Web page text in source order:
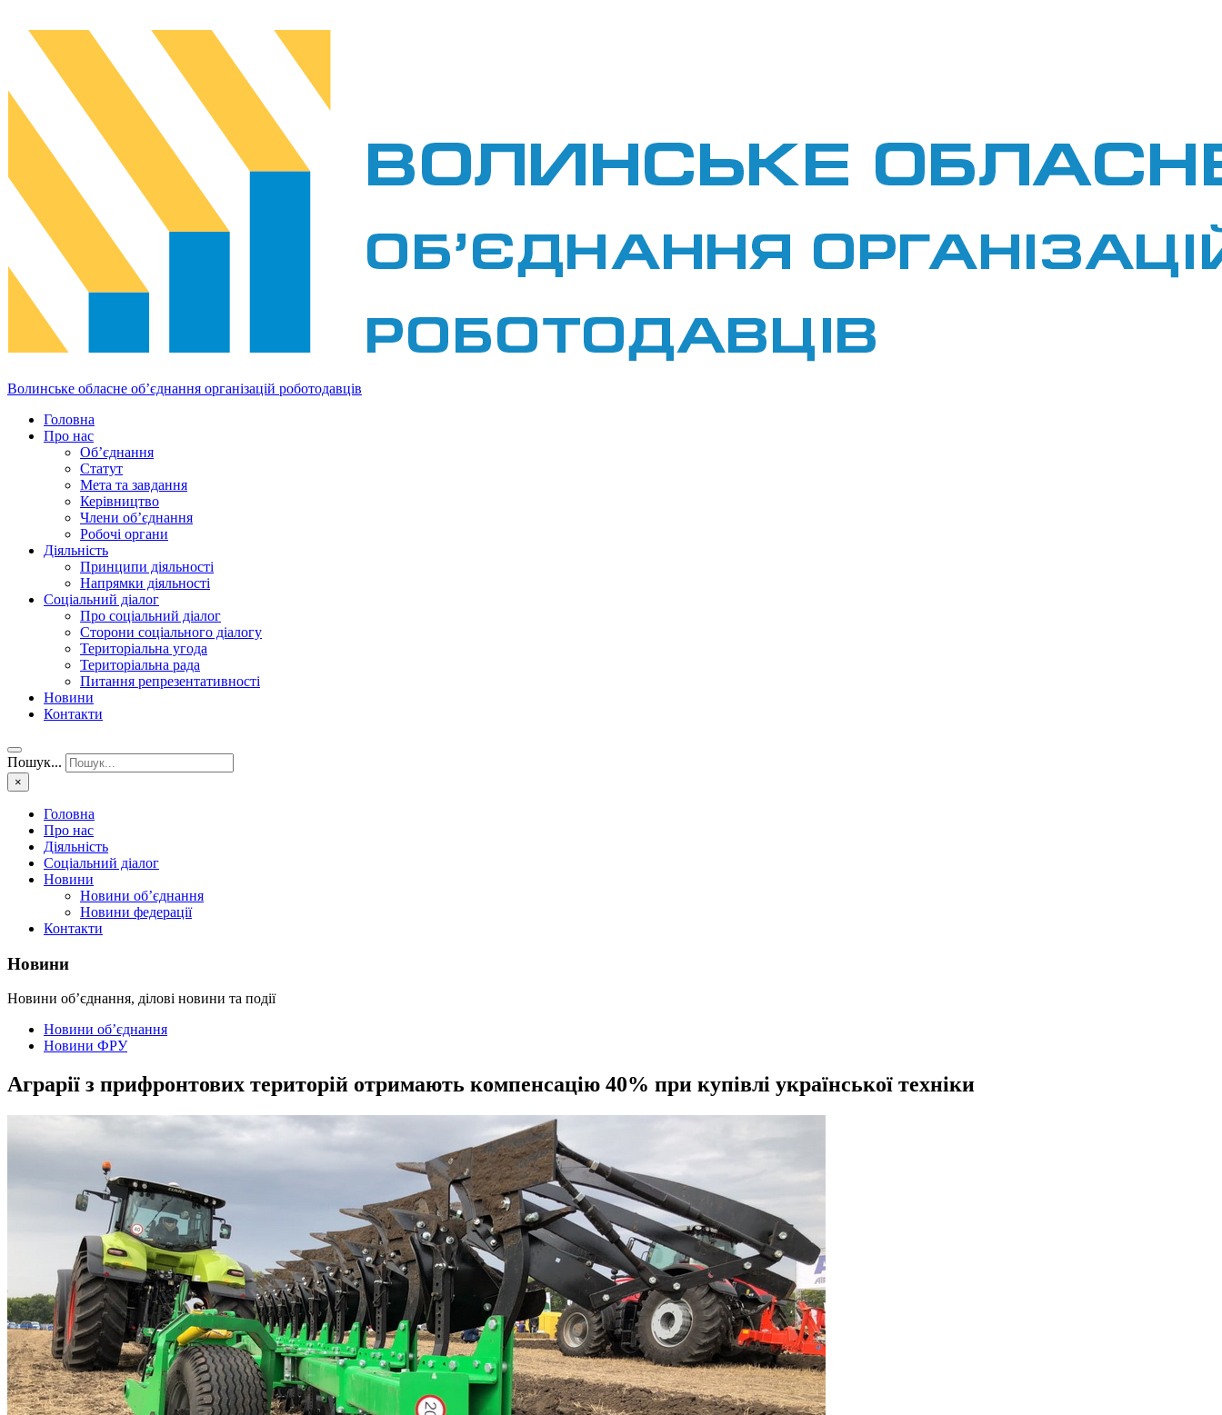
Волинське обласне об’єднання організацій роботодавців
Головна
Про нас
Об’єднання
Статут
Мета та завдання
Керівництво
Члени об’єднання
Робочі органи
Діяльність
Принципи діяльності
Напрямки діяльності
Соціальний діалог
Про соціальний діалог
Сторони соціального діалогу
Територіальна угода
Територіальна рада
Питання репрезентативності
Новини
Контакти
Пошук...
×
Головна
Про нас
Діяльність
Соціальний діалог
Новини
Новини об’єднання
Новини федерації
Контакти
Новини
Новини об’єднання, ділові новини та події
Новини об’єднання
Новини ФРУ
Аграрії з прифронтових територій отримають компенсацію 40% при купівлі української техніки